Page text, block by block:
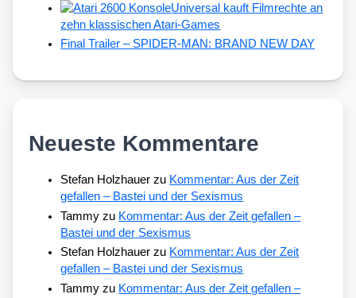
Universal kauft Filmrechte an
zehn klassischen Atari-Games
Final Trailer – SPIDER-MAN: BRAND NEW DAY
Neueste Kommentare
Stefan Holzhauer zu Kommentar: Aus der Zeit
gefallen – Bastei und der Sexismus
Tammy zu Kommentar: Aus der Zeit gefallen –
Bastei und der Sexismus
Stefan Holzhauer zu Kommentar: Aus der Zeit
gefallen – Bastei und der Sexismus
Tammy zu Kommentar: Aus der Zeit gefallen –